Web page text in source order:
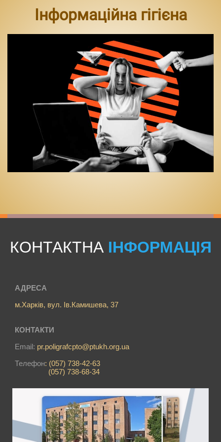
Інформаційна гігієна
КОНТАКТНА ІНФОРМАЦІЯ
АДРЕСА
м.Харків, вул. Ів.Камишева, 37
КОНТАКТИ
Email: pr.poligrafcpto@ptukh.org.ua
Телефон: (057) 738-42-63
(057) 738-68-34